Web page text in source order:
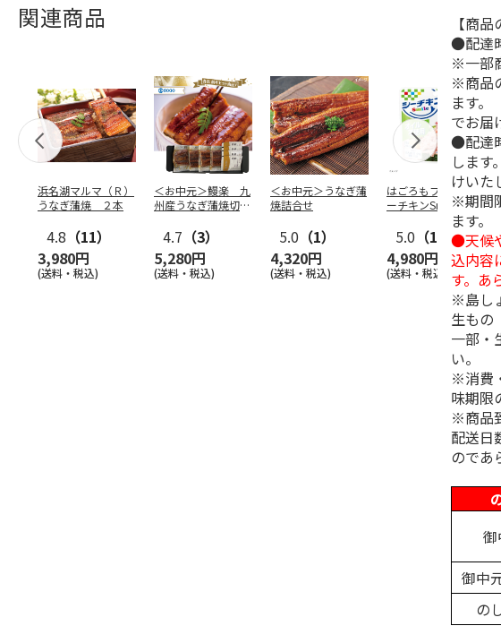
関連商品
浜名湖マルマ（Ｒ）
うなぎ蒲焼 ２本
4.8 （11）
3,980円
(送料・税込)
＜お中元＞鰻楽 九
州産うなぎ蒲焼切り
4.7 （3）
5,280円
(送料・税込)
＜お中元＞うなぎ蒲
焼詰合せ
5.0 （1）
4,320円
(送料・税込)
はごろもフーズ シ
ーチキンSmileプチ
オイル不使用25…
5.0 （1）
4,980円
(送料・税込)
【商
●配達
※一部
※商品
ます。
でお届
●配達
します
けいた
※期間
ます。
●天候
込内容
す。あ
※島し
生もの
一部・
い。
※消費
味期限
※商品
配送日
のであ
御
御中
の